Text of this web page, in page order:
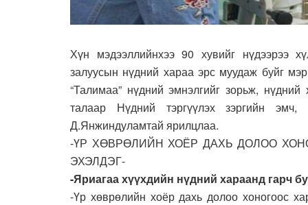
Хүн мэдээллийнхээ 90 хувийг нүдээрээ
залуусын нүдний хараа эрс муудаж буйг
“Талимаа” нүдний эмнэлгийг зорьж,
талаар Нүдний тэргүүлэх зэргийн
Д.Янжиндуламтай ярилцлаа.
-ҮР ХӨВРӨЛИЙН ХОЁР ДАХЬ ДОЛОО
ЭХЭЛДЭГ-
-Яриагаа хүүхдийн нүдний хараанд гарч
-Үр хөврөлийн хоёр дахь долоо хоногоос